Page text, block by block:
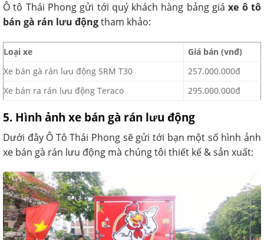
Ô tô Thái Phong gửi tới quý khách hàng bảng giáxe ô tô
bán gà rán lưu độngtham khảo:
Loại xe
Giá bán (vnđ)
Xe bán gà rán lưu động SRM T30
257.000.000đ
Xe bán ra rán lưu động Teraco
295.000.000đ
5. Hình ảnh xe bán gà rán lưu động
Dưới đây Ô Tô Thái Phong sẽ gửi tới bạn một số hình ảnh
xe bán gà rán lưu động mà chúng tôi thiết kế & sản xuất: